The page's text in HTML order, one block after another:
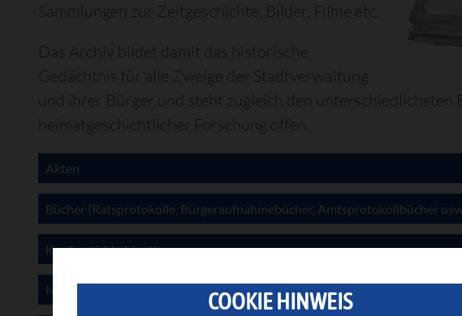
Sammlungen zur Zeitgeschichte, Bilder, Filme etc.
Das Archiv bildet damit das historische
Gedächtnis für alle Zweige der Stadtverwaltung
und ihrer Bürger und steht zugleich den unterschiedlichsten
heimatgeschichtlicher Forschung offen.
Akten
Bücher (Ratsprotokolle, Bürgeraufnahmebücher, Amtsprotokollbücher
Kupferstichkabinett
Münzen und Medaillen COOKIE HINWEIS